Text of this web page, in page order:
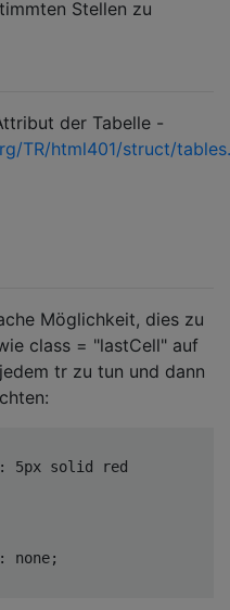
Stellen zu
der Tabelle -
TR/html401/struct/
Möglichkeit, dies zu
class = "lastCell" auf
tr zu tun und dann
: 5px solid red
: none;